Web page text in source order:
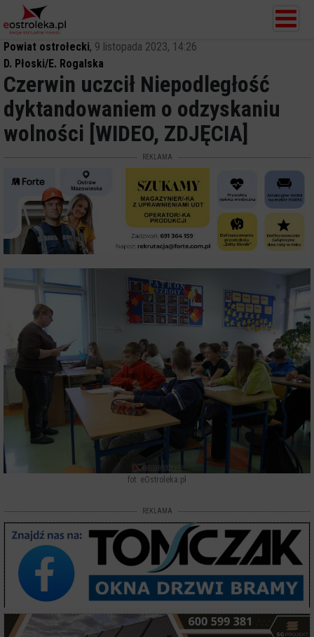
Powiat ostrołecki, 9 listopada 2023, 14:26
D. Płoski/E. Rogalska
Czerwin uczcił Niepodległość
dyktandowaniem o odzyskaniu
wolności [WIDEO, ZDJĘCIA]
REKLAMA
fot. eOstroleka.pl
REKLAMA